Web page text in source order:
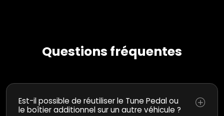
Questions fréquentes
Est-il possible de réutiliser le Tune Pedal ou
le boîtier additionnel sur un autre véhicule ?